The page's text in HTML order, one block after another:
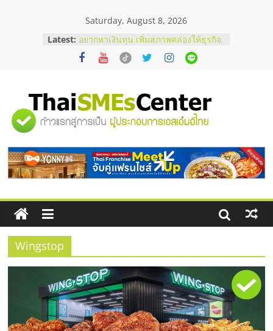
Saturday, August 8, 2026
Latest: บริษัท Cybersecurity ในไทยที่ไหนดี?
วิธีเลือกผู้ให้บริการให้คุ้มค่าและตอบ
โจทย์ธุรกิจ
สัมมนาออนไลน์ โอกาสบริหารสถานี
บริการน้ำมัน Shell
สัมมนาลงทุน แฟรนไชส์ยอนนี่
ไชส์ ครั้งที่ 8
ร้านเครื่องเสียงคุณภาพสูง พร้อม
โซลูชันระบบภาพและเสียง
"ศูนย์
รวม
ข้อมูล
ธุรกิจ
SME
แห่ง
ประเทศไทย,
Wingstop